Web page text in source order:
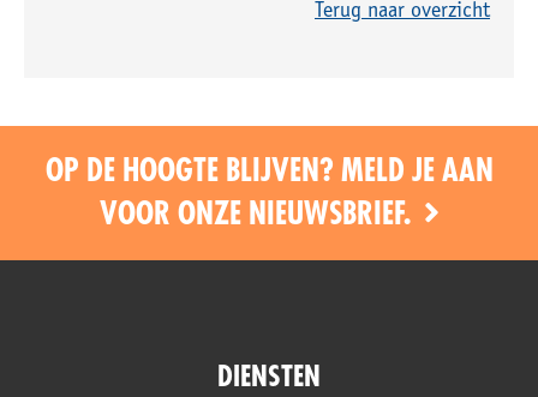
Terug naar overzicht
OP DE HOOGTE BLIJVEN? MELD JE AAN
VOOR ONZE NIEUWSBRIEF.
DIENSTEN